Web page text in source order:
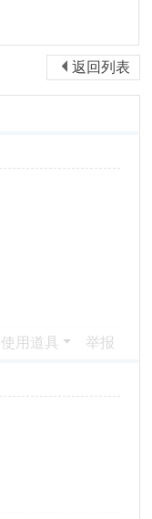
返回列表
使用道具 举报